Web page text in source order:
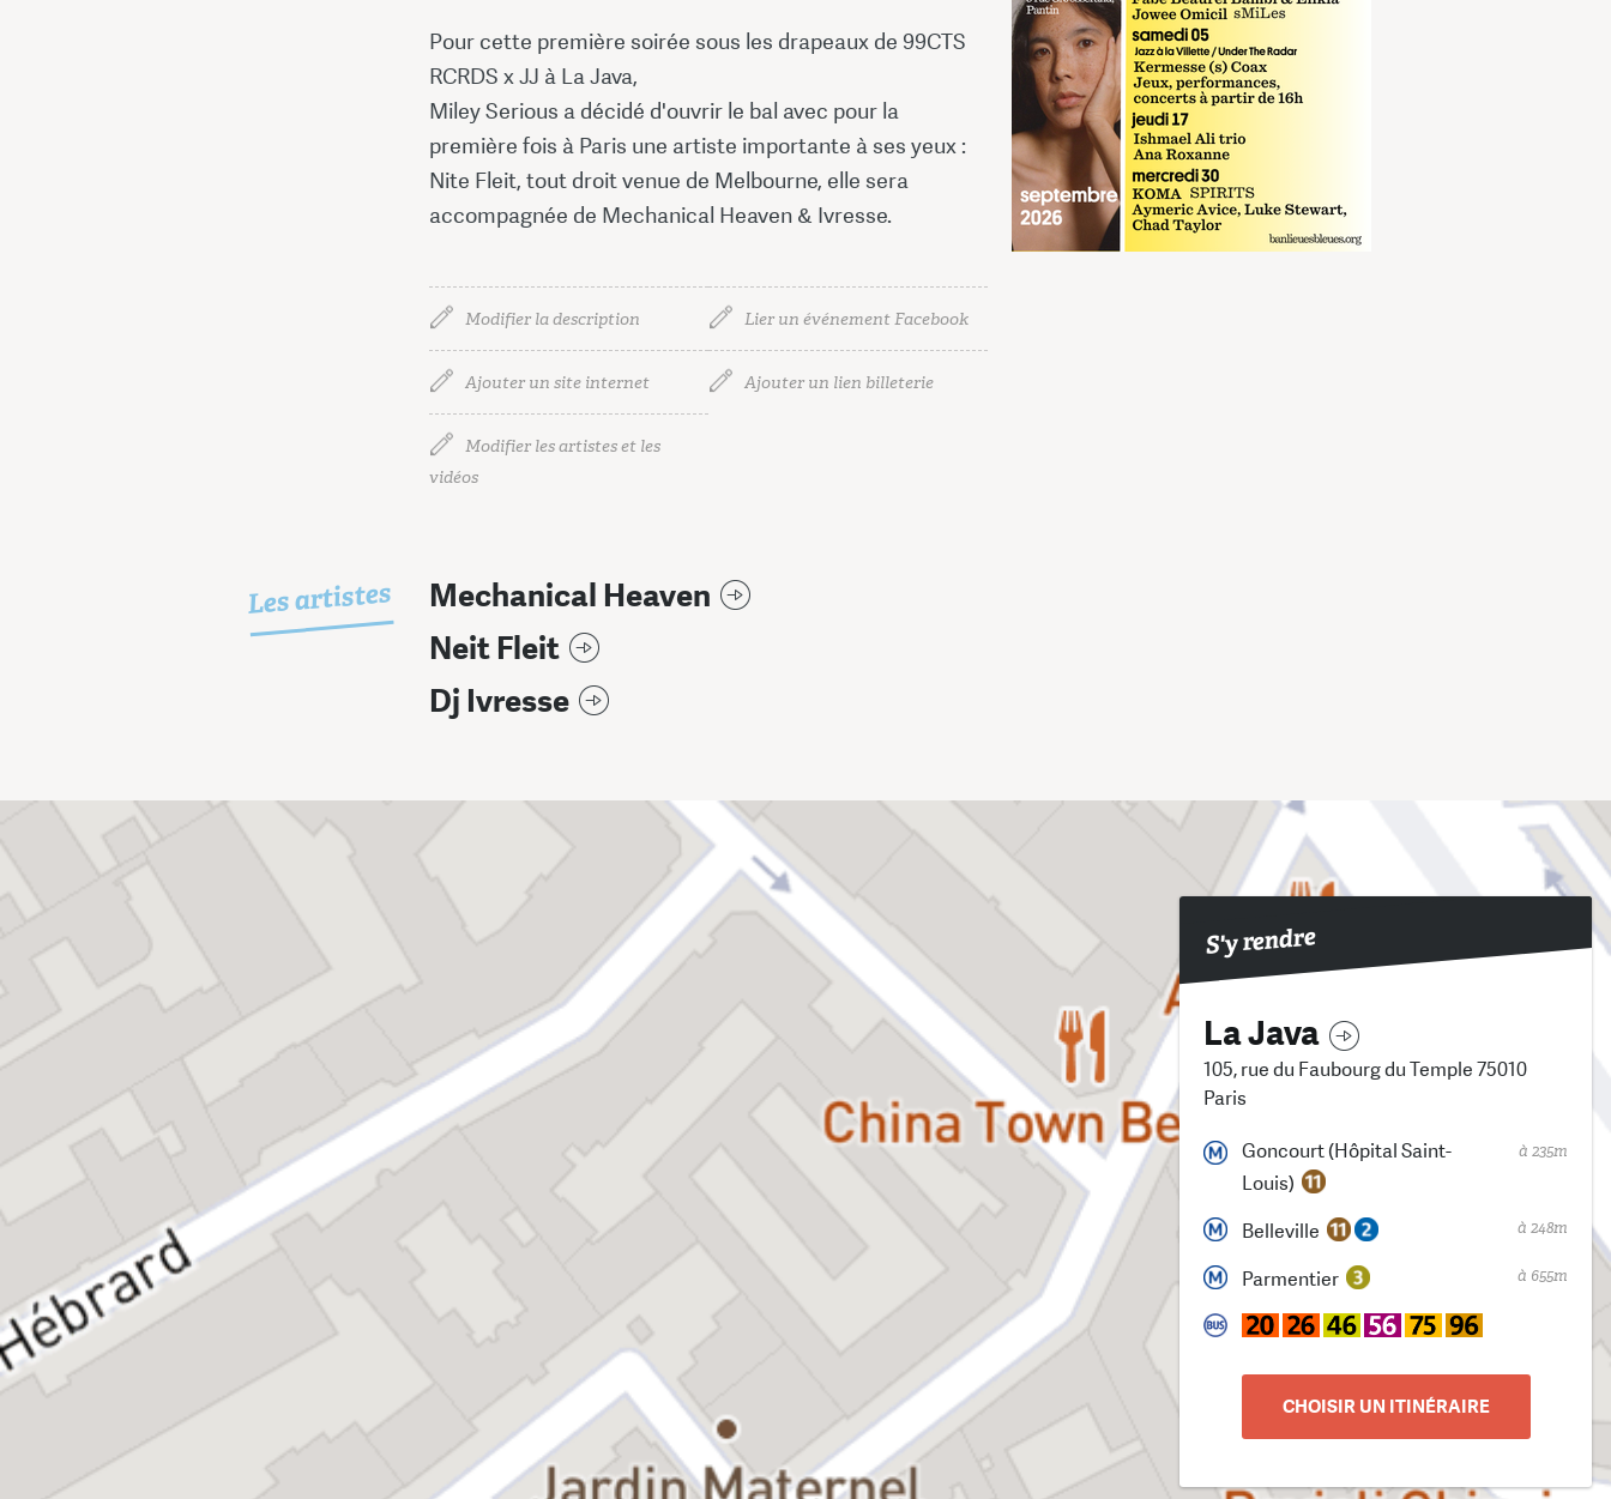
Pour cette première soirée sous les drapeaux de 99CTS
RCRDS x JJ à La Java,
Miley Serious a décidé d'ouvrir le bal avec pour la
première fois à Paris une artiste importante à ses yeux :
Nite Fleit, tout droit venue de Melbourne, elle sera
accompagnée de Mechanical Heaven & Ivresse.
Modifier la description Lier un événement Facebook
Ajouter un site internet Ajouter un lien billeterie
Modifier les artistes et les
vidéos
Les artistes
Mechanical Heaven
Neit Fleit
Dj Ivresse
S'y rendre
La Java
105, rue du Faubourg du Temple 75010
Paris
Goncourt (Hôpital Saint-
Louis)
à 235m
Belleville à 248m
Parmentier à 655m
CHOISIR UN ITINÉRAIRE